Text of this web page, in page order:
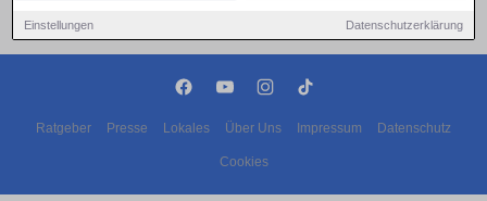
Einstellungen Datenschutzerklärung
Ratgeber Presse Lokales Über Uns Impressum Datenschutz
Cookies